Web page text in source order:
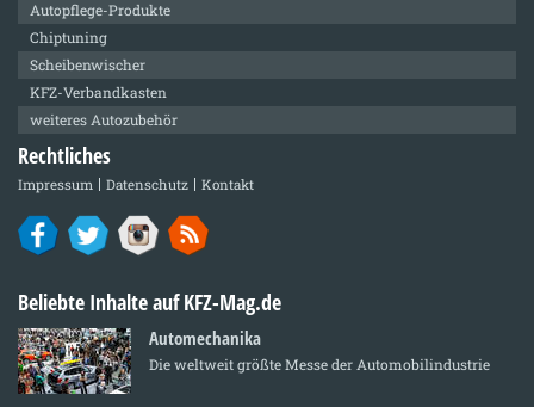
Autopflege-Produkte
Chiptuning
Scheibenwischer
KFZ-Verbandkasten
weiteres Autozubehör
Rechtliches
Impressum Datenschutz Kontakt
Beliebte Inhalte auf KFZ-Mag.de
Automechanika
Die weltweit größte Messe der Automobilindustrie